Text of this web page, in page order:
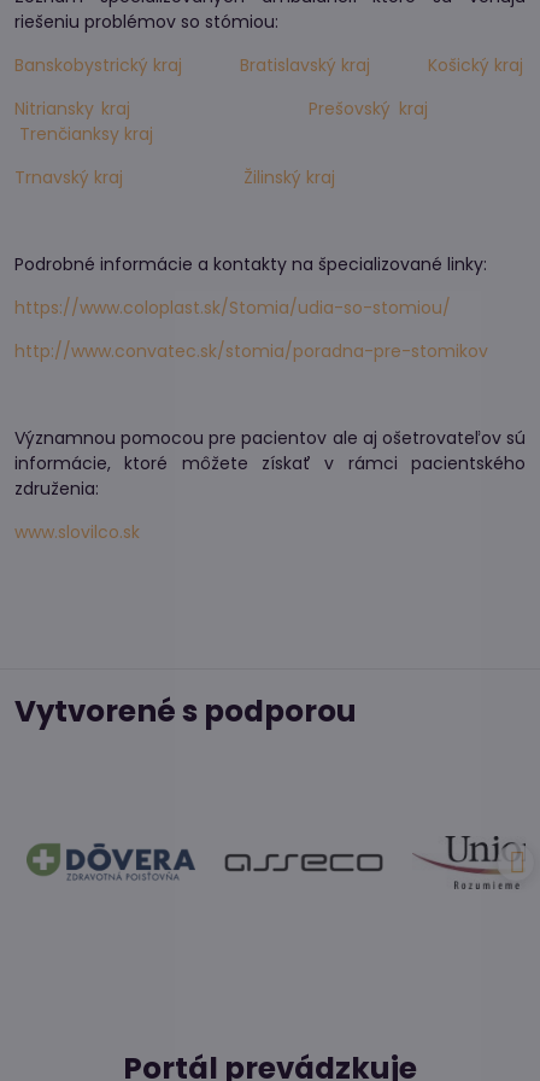
riešeniu problémov so stómiou:
Banskobystrický kraj
Bratislavský kraj
Košický kraj
Nitriansky kraj
Prešovský kraj
Trenčianksy kraj
Trnavský kraj
Žilinský kraj
Podrobné informácie a kontakty na špecializované linky:
https://www.coloplast.sk/Stomia/udia-so-stomiou/
http://www.convatec.sk/stomia/poradna-pre-stomikov
Významnou pomocou pre pacientov ale aj ošetrovateľov sú
informácie, ktoré môžete získať v rámci pacientského
združenia:
www.slovilco.sk
Vytvorené s podporou
Portál prevádzkuje